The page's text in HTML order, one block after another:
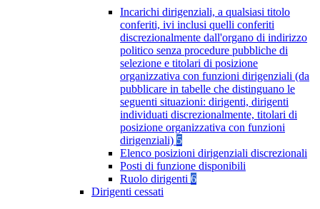
Incarichi dirigenziali, a qualsiasi titolo
conferiti, ivi inclusi quelli conferiti
discrezionalmente dall'organo di indirizzo
politico senza procedure pubbliche di
selezione e titolari di posizione
organizzativa con funzioni dirigenziali (da
pubblicare in tabelle che distinguano le
seguenti situazioni: dirigenti, dirigenti
individuati discrezionalmente, titolari di
posizione organizzativa con funzioni
dirigenziali) 5
Elenco posizioni dirigenziali discrezionali
Posti di funzione disponibili
Ruolo dirigenti 6
Dirigenti cessati